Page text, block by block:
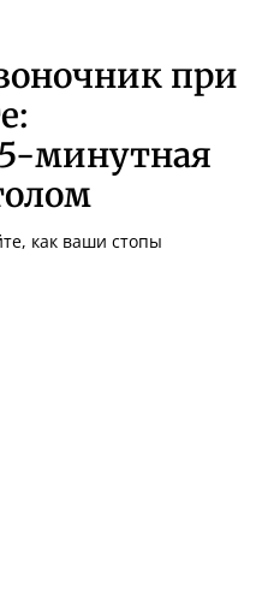
при
минутная
как ваши стопы